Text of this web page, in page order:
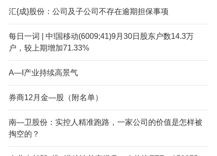
汇{成}股份：公司及子公司不存在逾期担保事项
每日一词 | 中!国移动(6009;41)9月30日股东户数14.3万
户，较上期增加71.33%
A—I产业持续高景气
券商12月金—股（附名单）
南—卫股份：实控人精准跑路，一家公司的价值是怎样被
掏空的？